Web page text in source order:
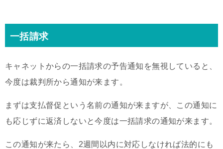
一括請求
キャネットからの一括請求の予告通知を無視していると、
今度は裁判所から通知が来ます。
まずは支払督促という名前の通知が来ますが、この通知に
も応じずに返済しないと今度は一括請求の通知が来ます。
この通知が来たら、2週間以内に対応しなければ法的にも